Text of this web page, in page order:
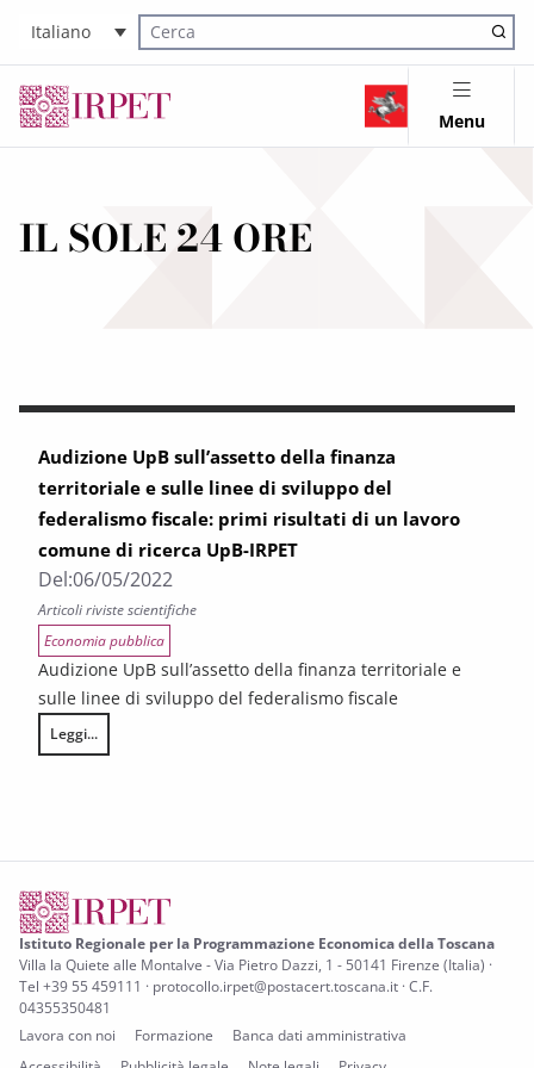
Italiano
Cerca nel sito
Menu
IL SOLE 24 ORE
Audizione UpB sull’assetto della finanza
territoriale e sulle linee di sviluppo del
federalismo fiscale: primi risultati di un lavoro
comune di ricerca UpB-IRPET
Del:06/05/2022
Articoli riviste scientifiche
Economia pubblica
Audizione UpB sull’assetto della finanza territoriale e
sulle linee di sviluppo del federalismo fiscale
Leggi...
Audizione UpB sull’assetto della finanza territoriale e sulle linee di
Istituto Regionale per la Programmazione Economica della Toscana
Villa la Quiete alle Montalve - Via Pietro Dazzi, 1 - 50141 Firenze (Italia) ·
Tel +39 55 459111 · protocollo.irpet@postacert.toscana.it · C.F.
04355350481
Lavora con noi
Formazione
Banca dati amministrativa